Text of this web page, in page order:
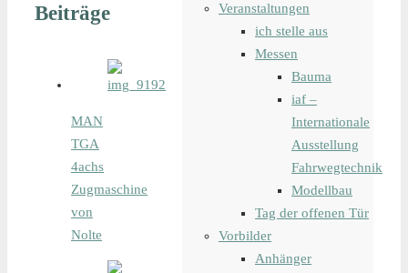
Beiträge
MAN
TGA
4achs
Zugmaschine
von
Nolte
Veranstaltungen
ich stelle aus
Messen
Bauma
iaf –
Internationale
Ausstellung
Fahrwegtechnik
Modellbau
Tag der offenen Tür
Vorbilder
Anhänger